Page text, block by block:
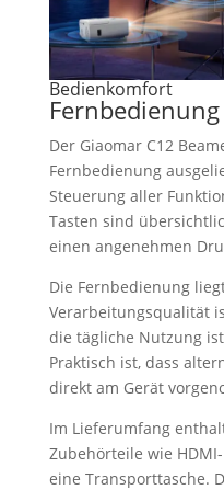
Bedienkomfort
Der Giaomar C12
Fernbedienung
Steuerung aller
Tasten sind
einen angenehmen
Die Fernbedienung
Verarbeitungsqualität
die tägliche Nutzung
Praktisch ist, dass
direkt am Gerät
Im Lieferumfang
Zubehörteile wie
eine Transporttasche.